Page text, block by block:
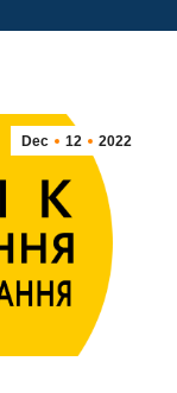
Dec 12 2022